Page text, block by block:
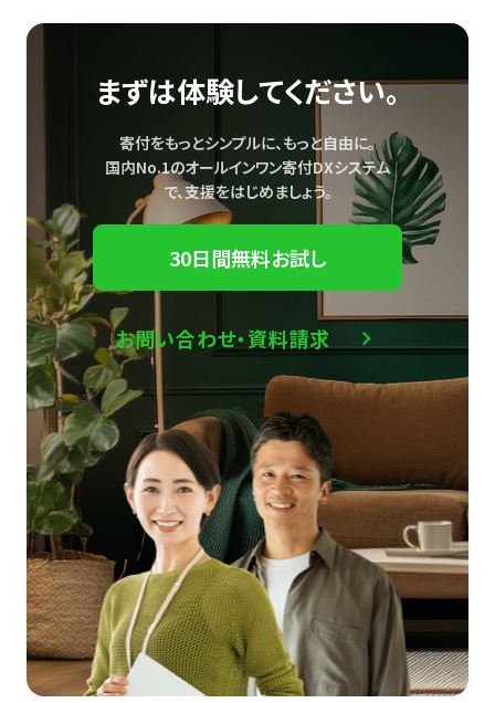
まずは体験してください。
寄付をもっとシンプルに、もっと自由に。
国内No.1のオールインワン寄付DXシステム
で、支援をはじめましょう。
30日間無料お試し
お問い合わせ・資料請求